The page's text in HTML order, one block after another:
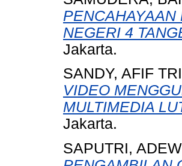
NEGERI 4
Jakarta.
SANDY, AFIF TRI
VIDEO
MULTIMEDIA
Jakarta.
SAPUTRI,